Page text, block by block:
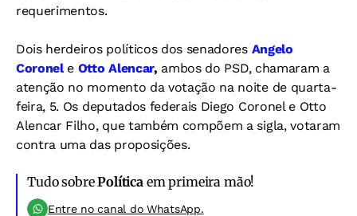
requerimentos.
Dois herdeiros políticos dos senadores Angelo
Coronele Otto Alencar, ambos do PSD, chamaram a
atenção no momento da votação na noite de quarta-
feira, 5. Os deputados federais Diego Coronel e Otto
Alencar Filho, que também compõem a sigla, votaram
contra uma das proposições.
Tudo sobrePolítica em primeira mão!
Entre no canal do WhatsApp.